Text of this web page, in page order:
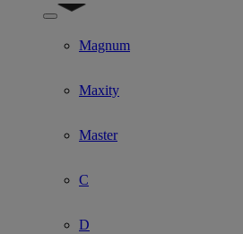
Show submenu for Modelo
Magnum
Maxity
Master
C
D